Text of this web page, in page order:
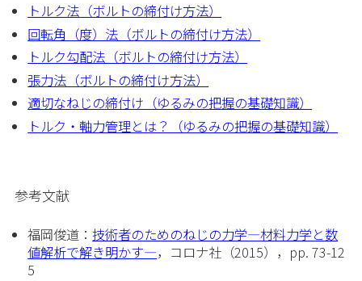
トルク法（ボルトの締付け方法）
回転角（度）法（ボルトの締付け方法）
トルク勾配法（ボルトの締付け方法）
張力法（ボルトの締付け方法）
適切なねじの締付け（ゆるみの把握の基礎知識）
トルク・軸力管理とは？（ゆるみの把握の基礎知識）
参考文献
福岡俊道：技術者のためのねじの力学―材料力学と数
値解析で解き明かす―，コロナ社（2015），pp. 73-12
5